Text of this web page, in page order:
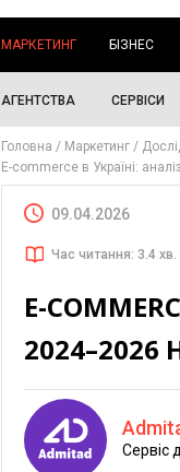
МАРКЕТИНГ БІЗНЕС
АГЕНТСТВА СЕРВІСИ
Головна Маркетинг
E-commerce в Україні:
09.04.2026
Час читання: 3.4 хв.
E-
Сервіс